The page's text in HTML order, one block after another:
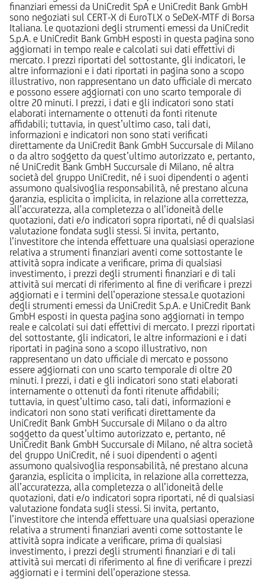
finanziari emessi da UniCredit SpA e UniCredit Bank GmbH
sono negoziati sul CERT-X di EuroTLX o SeDeX-MTF di Borsa
Italiana. Le quotazioni degli strumenti emessi da UniCredit
S.p.A. e UniCredit Bank GmbH esposti in questa pagina sono
aggiornati in tempo reale e calcolati sui dati effettivi di
mercato. I prezzi riportati del sottostante, gli indicatori, le
altre informazioni e i dati riportati in pagina sono a scopo
illustrativo, non rappresentano un dato ufficiale di mercato
e possono essere aggiornati con uno scarto temporale di
oltre 20 minuti. I prezzi, i dati e gli indicatori sono stati
elaborati internamente o ottenuti da fonti ritenute
affidabili; tuttavia, in quest’ultimo caso, tali dati,
informazioni e indicatori non sono stati verificati
direttamente da UniCredit Bank GmbH Succursale di Milano
o da altro soggetto da quest’ultimo autorizzato e, pertanto,
né UniCredit Bank GmbH Succursale di Milano, né altra
società del gruppo UniCredit, né i suoi dipendenti o agenti
assumono qualsivoglia responsabilità, né prestano alcuna
garanzia, esplicita o implicita, in relazione alla correttezza,
all’accuratezza, alla completezza o all’idoneità delle
quotazioni, dati e/o indicatori sopra riportati, né di qualsiasi
valutazione fondata sugli stessi. Si invita, pertanto,
l’investitore che intenda effettuare una qualsiasi operazione
relativa a strumenti finanziari aventi come sottostante le
attività sopra indicate a verificare, prima di qualsiasi
investimento, i prezzi degli strumenti finanziari e di tali
attività sui mercati di riferimento al fine di verificare i prezzi
aggiornati e i termini dell’operazione stessa.Le quotazioni
degli strumenti emessi da UniCredit S.p.A. e UniCredit Bank
GmbH esposti in questa pagina sono aggiornati in tempo
reale e calcolati sui dati effettivi di mercato. I prezzi riportati
del sottostante, gli indicatori, le altre informazioni e i dati
riportati in pagina sono a scopo illustrativo, non
rappresentano un dato ufficiale di mercato e possono
essere aggiornati con uno scarto temporale di oltre 20
minuti. I prezzi, i dati e gli indicatori sono stati elaborati
internamente o ottenuti da fonti ritenute affidabili;
tuttavia, in quest’ultimo caso, tali dati, informazioni e
indicatori non sono stati verificati direttamente da
UniCredit Bank GmbH Succursale di Milano o da altro
soggetto da quest’ultimo autorizzato e, pertanto, né
UniCredit Bank GmbH Succursale di Milano, né altra società
del gruppo UniCredit, né i suoi dipendenti o agenti
assumono qualsivoglia responsabilità, né prestano alcuna
garanzia, esplicita o implicita, in relazione alla correttezza,
all’accuratezza, alla completezza o all’idoneità delle
quotazioni, dati e/o indicatori sopra riportati, né di qualsiasi
valutazione fondata sugli stessi. Si invita, pertanto,
l’investitore che intenda effettuare una qualsiasi operazione
relativa a strumenti finanziari aventi come sottostante le
attività sopra indicate a verificare, prima di qualsiasi
investimento, i prezzi degli strumenti finanziari e di tali
attività sui mercati di riferimento al fine di verificare i prezzi
aggiornati e i termini dell’operazione stessa.